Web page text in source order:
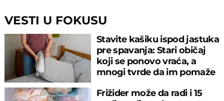
VESTI U FOKUSU
Stavite kašiku ispod jastuka
pre spavanja: Stari običaj
koji se ponovo vraća, a
mnogi tvrde da im pomaže
Frižider može da radi i 15